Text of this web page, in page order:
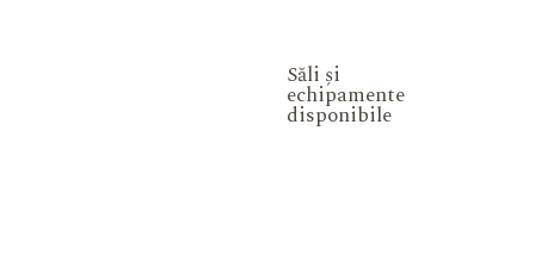
Săli și
echipamente
disponibile